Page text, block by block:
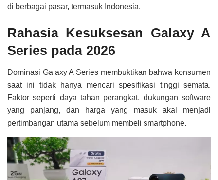
di berbagai pasar, termasuk Indonesia.
Rahasia Kesuksesan Galaxy A
Series pada 2026
Dominasi Galaxy A Series membuktikan bahwa konsumen
saat ini tidak hanya mencari spesifikasi tinggi semata.
Faktor seperti daya tahan perangkat, dukungan software
yang panjang, dan harga yang masuk akal menjadi
pertimbangan utama sebelum membeli smartphone.